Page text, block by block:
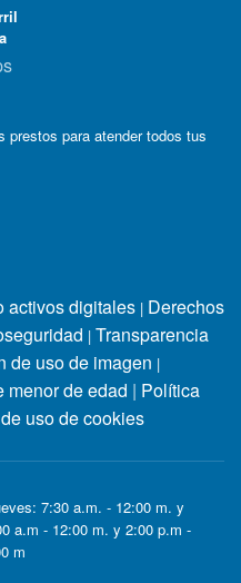
para atender todos tus
activos digitales | Derechos
| Transparencia
de uso de imagen |
menor de edad | Política
uso de cookies
7:30 a.m. - 12:00 m. y
a.m - 12:00 m. y 2:00 p.m -
m